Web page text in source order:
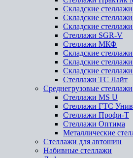
Складские
Складские
Складские
Стеллажи SGR-V
Стеллажи МКФ
Складские
Складские
Складские
Стеллажи ТС Лайт
Среднегрузовые стеллажи
Стеллажи MS U
Стеллажи ГТС
Стеллажи Профи-Т
Стеллажи Оптима
Металлические
Стеллажи для автошин
Набивные стеллажи